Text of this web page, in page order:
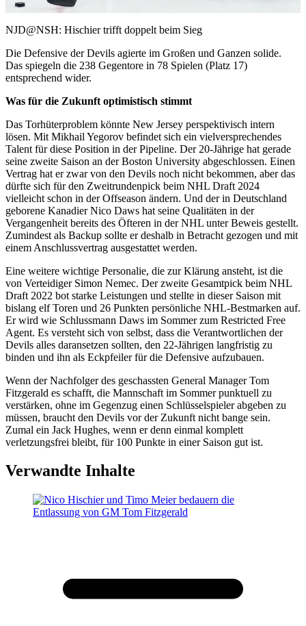
Video
NJD@NSH: Hischier trifft doppelt beim Sieg
Die Defensive der Devils agierte im Großen und Ganzen solide.
Das spiegeln die 238 Gegentore in 78 Spielen (Platz 17)
entsprechend wider.
Was für die Zukunft optimistisch stimmt
Das Torhüterproblem könnte New Jersey perspektivisch intern
lösen. Mit Mikhail Yegorov befindet sich ein vielversprechendes
Talent für diese Position in der Pipeline. Der 20-Jährige hat gerade
seine zweite Saison an der Boston University abgeschlossen. Einen
Vertrag hat er zwar von den Devils noch nicht bekommen, aber das
dürfte sich für den Zweitrundenpick beim NHL Draft 2024
vielleicht schon in der Offseason ändern. Und der in Deutschland
geborene Kanadier Nico Daws hat seine Qualitäten in der
Vergangenheit bereits des Öfteren in der NHL unter Beweis gestellt.
Zumindest als Backup sollte er deshalb in Betracht gezogen und mit
einem Anschlussvertrag ausgestattet werden.
Eine weitere wichtige Personalie, die zur Klärung ansteht, ist die
von Verteidiger Simon Nemec. Der zweite Gesamtpick beim NHL
Draft 2022 bot starke Leistungen und stellte in dieser Saison mit
bislang elf Toren und 26 Punkten persönliche NHL-Bestmarken auf.
Er wird wie Schlussmann Daws im Sommer zum Restricted Free
Agent. Es versteht sich von selbst, dass die Verantwortlichen der
Devils alles daransetzen sollten, den 22-Jährigen langfristig zu
binden und ihn als Eckpfeiler für die Defensive aufzubauen.
Wenn der Nachfolger des geschassten General Manager Tom
Fitzgerald es schafft, die Mannschaft im Sommer punktuell zu
verstärken, ohne im Gegenzug einen Schlüsselspieler abgeben zu
müssen, braucht den Devils vor der Zukunft nicht bange sein.
Zumal ein Jack Hughes, wenn er denn einmal komplett
verletzungsfrei bleibt, für 100 Punkte in einer Saison gut ist.
Verwandte Inhalte